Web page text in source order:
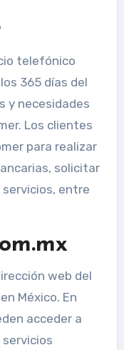
telefónico
365 días del
y necesidades
Los clientes
para realizar
solicitar
entre
web del
México. En
acceder a